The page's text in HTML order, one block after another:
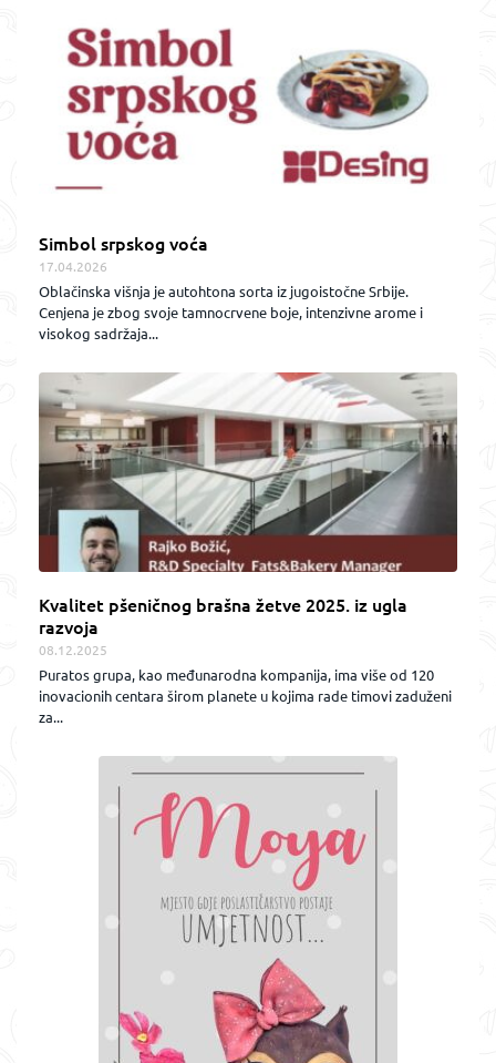
Simbol srpskog voća
17.04.2026
Oblačinska višnja je autohtona sorta iz jugoistočne Srbije.
Cenjena je zbog svoje tamnocrvene boje, intenzivne arome i
visokog sadržaja...
Kvalitet pšeničnog brašna žetve 2025. iz ugla
razvoja
08.12.2025
Puratos grupa, kao međunarodna kompanija, ima više od 120
inovacionih centara širom planete u kojima rade timovi zaduženi
za...